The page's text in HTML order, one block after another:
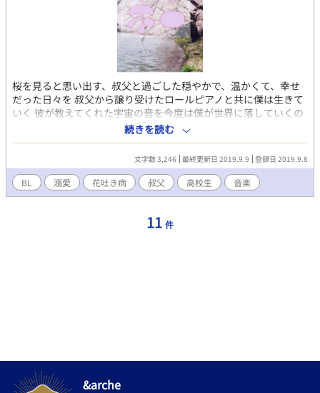
桜を見ると思い出す、叔父と過ごした穏やかで、温かくて、幸せ
だった日々を 叔父から譲り受けたロールピアノと共に僕は生きて
いく 彼が教えてくれた宇宙の音を今度は僕が世界に落していくの
だ ｢大好きだったよ、叔父さん｣ 今は亡き愛しい人の名前は春風に
消された かつて叔父の身体を蝕んだ花吐き病、桜 憎らしい桜、だ
が美しい 僕は桜散る街道を1人、歩いていく ｢草々不一、だね｣ 伝
えられなかった言葉は音にて贈られるのだと、彼はそう言った
草々不一、後悔の念 伝えられずに消えた言葉は桜と共に そう。こ
れは僕と叔父の気づくことの出来なかった恋の物語
続きを読む
文字数 3,246 最終更新日 2019.9.9 登録日 2019.9.8
BL 溺愛 花吐き病 叔父 高校生 音楽
11 件
&arche